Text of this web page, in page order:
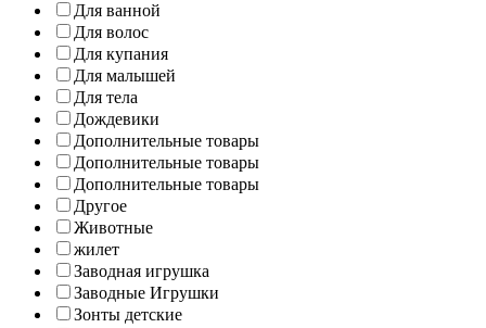
Для ванной
Для волос
Для купания
Для малышей
Для тела
Дождевики
Дополнительные товары
Дополнительные товары
Дополнительные товары
Другое
Животные
жилет
Заводная игрушка
Заводные Игрушки
Зонты детские